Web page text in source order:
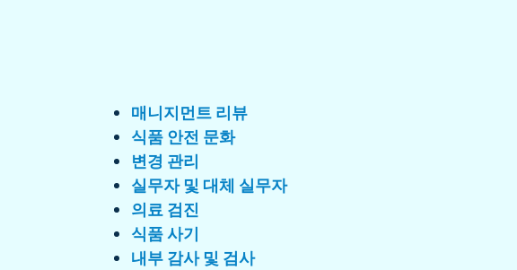
매니지먼트 리뷰
식품 안전 문화
변경 관리
실무자 및 대체 실무자
의료 검진
식품 사기
내부 감사 및 검사